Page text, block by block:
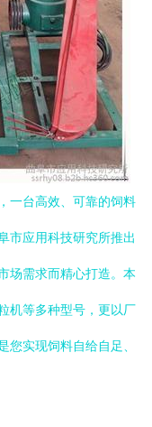
一台高效、可靠的饲料
市应用科技研究所推出
场需求而精心打造。本
机等多种型号，更以厂
您实现饲料自给自足、